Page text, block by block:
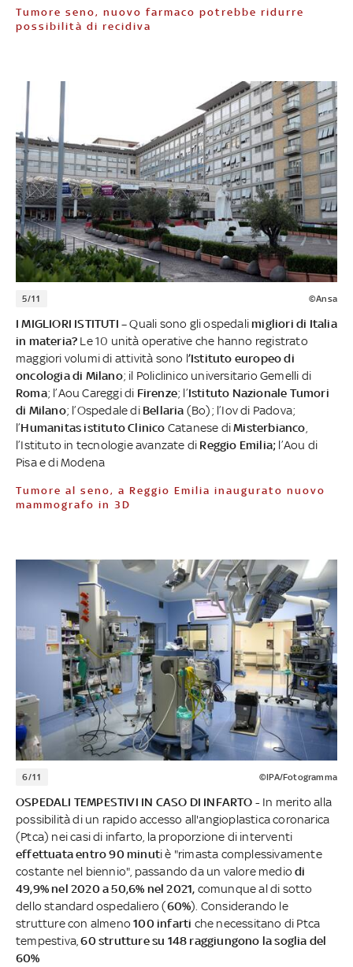
Tumore seno, nuovo farmaco potrebbe ridurre
possibilità di recidiva
5/11 ©Ansa
I MIGLIORI ISTITUTI –Quali sono gli ospedali migliori di Italia
in materia? Le 10 unità operative che hanno registrato
maggiori volumi di attività sono l’Istituto europeo di
oncologia di Milano; il Policlinico universitario Gemelli di
Roma; l’Aou Careggi di Firenze; l’Istituto Nazionale Tumori
di Milano; l’Ospedale di Bellaria (Bo); l’Iov di Padova;
l’Humanitas istituto Clinico Catanese diMisterbianco
l’Istituto in tecnologie avanzate di Reggio Emilia; l’Aou di
Pisa e di Modena
Tumore al seno, a Reggio Emilia inaugurato nuovo
mammografo in 3D
6/11 ©IPA/Fotogramma
OSPEDALI TEMPESTIVI IN CASO DI INFARTO - In merito alla
possibilità di un rapido accesso all'angioplastica coronarica
(Ptca) nei casi di infarto, la proporzione di interventi
effettuata entro 90 minuti è "rimasta complessivamente
costante nel biennio", passando da un valore mediodi
49,9% nel 2020 a 50,6% nel 2021, comunque al di sotto
dello standard ospedaliero (60%). Considerando le
strutture con almeno100 infarti che necessitano di Ptca
tempestiva,60 strutture su 148 raggiungono la soglia del
60%